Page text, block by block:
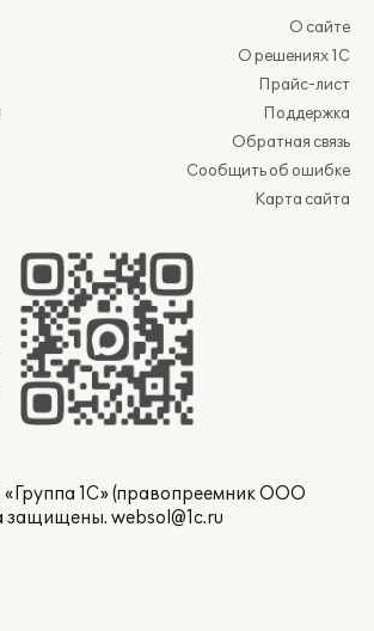
О сайте
О решениях 1С
Прайс-лист
Поддержка
Обратная связь
Сообщить об ошибке
Карта сайта
1С» (правопреемник ООО
защищены. websol@1c.ru